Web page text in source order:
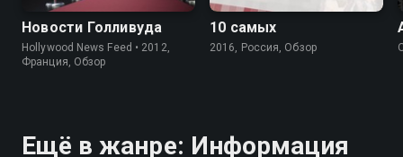
Новости Голливуда
Hollywood News Feed • 2012,
Франция, Обзор
10 самых
2016, Россия, Обзор
Ещё в жанре: Информация